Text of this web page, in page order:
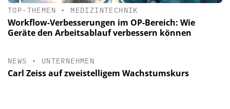
TOP-THEMEN • MEDIZINTECHNIK
Workflow-Verbesserungen im OP-Bereich: Wie
Geräte den Arbeitsablauf verbessern können
NEWS • UNTERNEHMEN
Carl Zeiss auf zweistelligem Wachstumskurs